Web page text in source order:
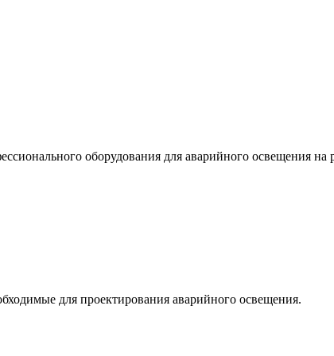
оборудования для аварийного освещения
для проектирования аварийного освещения.